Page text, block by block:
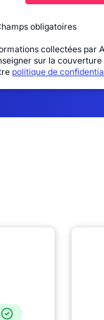
obligatoires
collectées par
sur la
politique de